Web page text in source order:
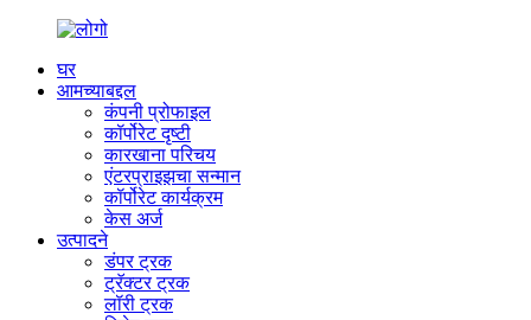
घर
आमच्याबद्दल
कंपनी प्रोफाइल
कॉर्पोरेट दृष्टी
कारखाना परिचय
एंटरप्राइझचा सन्मान
कॉर्पोरेट कार्यक्रम
केस अर्ज
उत्पादने
डंपर ट्रक
ट्रॅक्टर ट्रक
लॉरी ट्रक